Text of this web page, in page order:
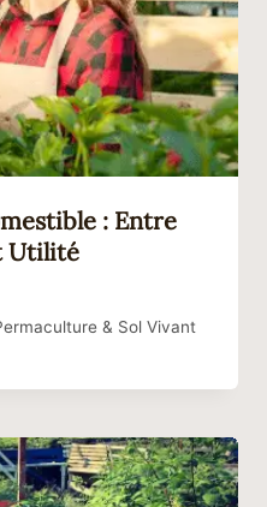
: Entre
Utilité
& Sol Vivant